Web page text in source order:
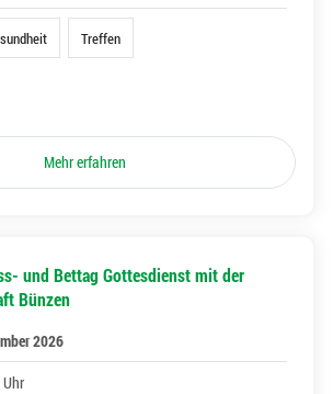
Treffen
Mehr erfahren
und Bettag Gottesdienst mit der
Bünzen
2026